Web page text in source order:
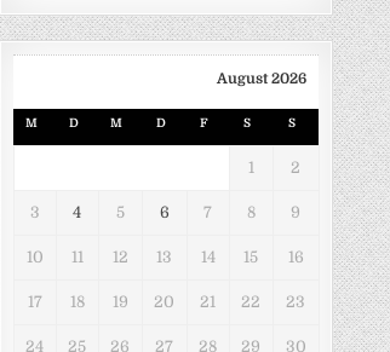
August 2026
M D M D F S S
1 2
3 4 5 6 7 8 9
10 11 12 13 14 15 16
17 18 19 20 21 22 23
24 25 26 27 28 29 30